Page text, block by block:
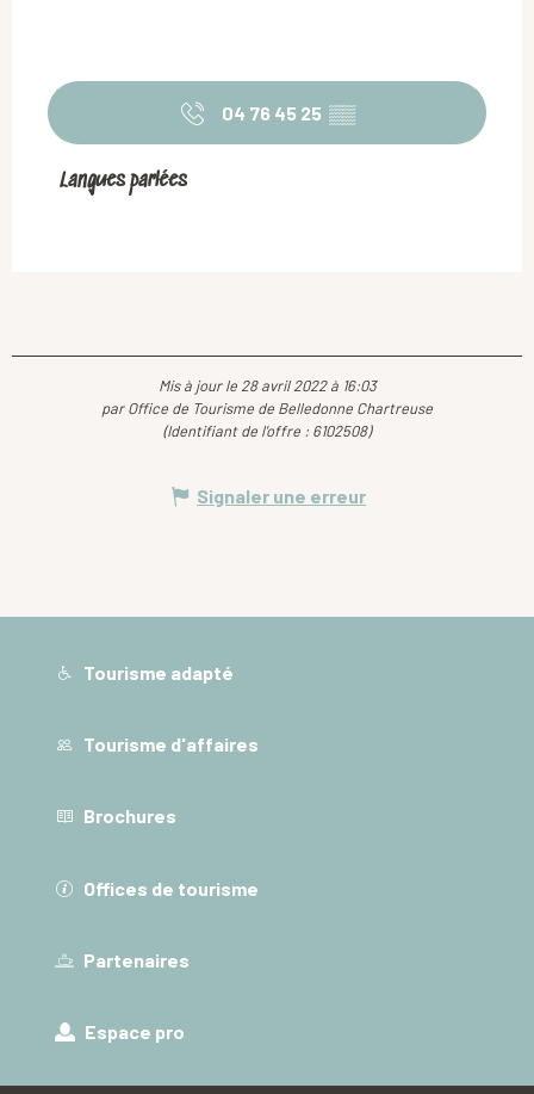
04 76 45 25 ▒▒
Langues parlées
Langues parlées
Mis à jour le 28 avril 2022 à 16:03
par Office de Tourisme de Belledonne Chartreuse
(Identifiant de l'offre : 6102508)
Signaler une erreur
Tourisme adapté
Tourisme d'affaires
Brochures
Offices de tourisme
Partenaires
Espace pro